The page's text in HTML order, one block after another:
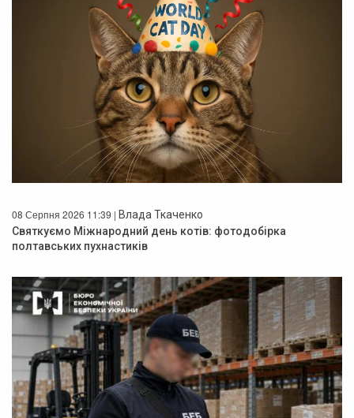
08 Серпня 2026 11:39 | Влада Ткаченко
Святкуємо Міжнародний день котів: фотодобірка
полтавських пухнастиків